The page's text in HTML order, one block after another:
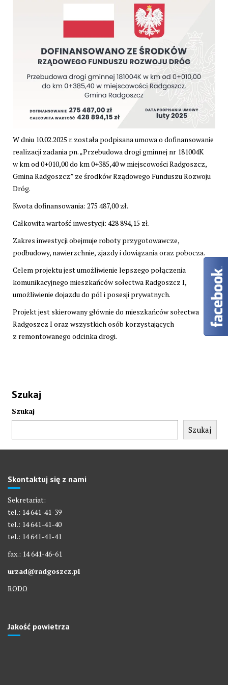
W dniu 10.02.2025 r. została podpisana umowa o dofinansowanie
realizacji zadania pn. „Przebudowa drogi gminnej nr 181004K
w km od 0+010,00 do km 0+385,40 w miejscowości Radgoszcz,
Gmina Radgoszcz” ze środków Rządowego Funduszu Rozwoju
Dróg.
Kwota dofinansowania: 275 487,00 zł.
Całkowita wartość inwestycji: 428 894,15 zł.
Zakres inwestycji obejmuje roboty przygotowawcze,
podbudowy, nawierzchnie, zjazdy i dowiązania oraz pobocza.
Celem projektu jest umożliwienie lepszego połączenia
komunikacyjnego mieszkańców sołectwa Radgoszcz I,
umożliwienie dojazdu do pól i posesji prywatnych.
Projekt jest skierowany głównie do mieszkańców sołectwa
Radgoszcz I oraz wszystkich osób korzystających
z remontowanego odcinka drogi.
Szukaj
Szukaj
Szukaj
Skontaktuj się z nami
Sekretariat:
tel.: 14 641-41-39
tel.: 14 641-41-40
tel.: 14 641-41-41
fax.: 14 641-46-61
urzad@radgoszcz.pl
RODO
Jakość powietrza